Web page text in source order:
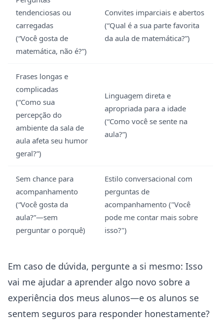
tendenciosas ou
carregadas
(“Você gosta de
matemática, não é?”)
Convites imparciais e abertos
(“Qual é a sua parte favorita
da aula de matemática?”)
Frases longas e
complicadas
(“Como sua
percepção do
ambiente da sala de
aula afeta seu humor
geral?”)
Linguagem direta e
apropriada para a idade
(“Como você se sente na
aula?”)
Sem chance para
acompanhamento
(“Você gosta da
aula?”—sem
perguntar o porquê)
Estilo conversacional com
perguntas de
acompanhamento ("Você
pode me contar mais sobre
isso?")
Em caso de dúvida, pergunte a si mesmo: Isso
vai me ajudar a aprender algo novo sobre a
experiência dos meus alunos—e os alunos se
sentem seguros para responder honestamente?